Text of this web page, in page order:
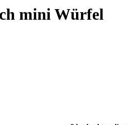
mini Würfel